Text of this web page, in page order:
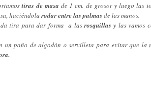
tiras de masa de 1 cm. de grosor y luego las
haciéndola rodar entre las palmasde las manos.
tira para dar forma a lasrosquillas y las vamos
un paño de algodón o servilleta para evitar que la